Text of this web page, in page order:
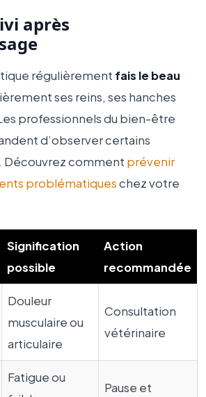
après
régulièrement fais le beau
ses reins, ses hanches
professionnels du bien-être
d’observer certains
Découvrez comment prévenir
problématiqueschez votre
Signification
possible
Action
recommandée
Douleur
musculaire ou
articulaire
Consultation
vétérinaire
Fatigue ou
Pause et